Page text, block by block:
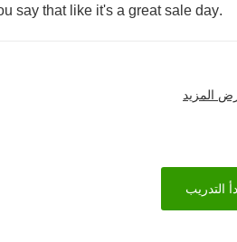
say that like it's a great sale day.
المزيد
التدريب